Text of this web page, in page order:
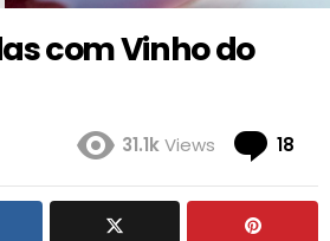
com Vinho do
31.1kViews 18